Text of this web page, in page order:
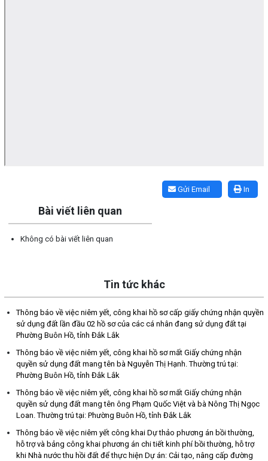
In
Gửi Email
Bài viết liên quan
Không có bài viết liên quan
Tin tức khác
Thông báo về việc niêm yết, công khai hồ sơ cấp giấy chứng nhận quyền
sử dụng đất lần đầu 02 hồ sơ của các cá nhân đang sử dụng đất tại
Phường Buôn Hồ, tỉnh Đắk Lắk
Thông báo về việc niêm yết, công khai hồ sơ mất Giấy chứng nhận
quyền sử dụng đất mang tên bà Nguyễn Thị Hạnh. Thường trú tại:
Phường Buôn Hồ, tỉnh Đắk Lắk
Thông báo về việc niêm yết, công khai hồ sơ mất Giấy chứng nhận
quyền sử dụng đất mang tên ông Phạm Quốc Việt và bà Nông Thị Ngọc
Loan. Thường trú tại: Phường Buôn Hồ, tỉnh Đắk Lắk
Thông báo về việc niêm yết công khai Dự thảo phương án bồi thường,
hỗ trợ và bảng công khai phương án chi tiết kinh phí bồi thường, hỗ trợ
khi Nhà nước thu hồi đất để thực hiện Dự án: Cải tạo, nâng cấp đường